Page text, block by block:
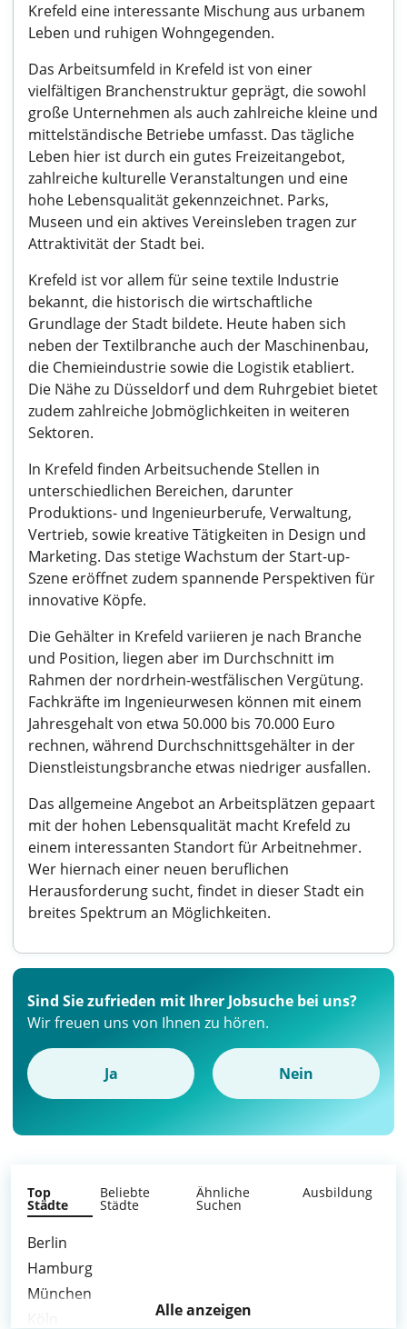
Krefeld eine interessante Mischung aus urbanem
Leben und ruhigen Wohngegenden.
Das Arbeitsumfeld in Krefeld ist von einer
vielfältigen Branchenstruktur geprägt, die sowohl
große Unternehmen als auch zahlreiche kleine und
mittelständische Betriebe umfasst. Das tägliche
Leben hier ist durch ein gutes Freizeitangebot,
zahlreiche kulturelle Veranstaltungen und eine
hohe Lebensqualität gekennzeichnet. Parks,
Museen und ein aktives Vereinsleben tragen zur
Attraktivität der Stadt bei.
Krefeld ist vor allem für seine textile Industrie
bekannt, die historisch die wirtschaftliche
Grundlage der Stadt bildete. Heute haben sich
neben der Textilbranche auch der Maschinenbau,
die Chemieindustrie sowie die Logistik etabliert.
Die Nähe zu Düsseldorf und dem Ruhrgebiet bietet
zudem zahlreiche Jobmöglichkeiten in weiteren
Sektoren.
In Krefeld finden Arbeitsuchende Stellen in
unterschiedlichen Bereichen, darunter
Produktions- und Ingenieurberufe, Verwaltung,
Vertrieb, sowie kreative Tätigkeiten in Design und
Marketing. Das stetige Wachstum der Start-up-
Szene eröffnet zudem spannende Perspektiven für
innovative Köpfe.
Die Gehälter in Krefeld variieren je nach Branche
und Position, liegen aber im Durchschnitt im
Rahmen der nordrhein-westfälischen Vergütung.
Fachkräfte im Ingenieurwesen können mit einem
Jahresgehalt von etwa 50.000 bis 70.000 Euro
rechnen, während Durchschnittsgehälter in der
Dienstleistungsbranche etwas niedriger ausfallen.
Das allgemeine Angebot an Arbeitsplätzen gepaart
mit der hohen Lebensqualität macht Krefeld zu
einem interessanten Standort für Arbeitnehmer.
Wer hiernach einer neuen beruflichen
Herausforderung sucht, findet in dieser Stadt ein
breites Spektrum an Möglichkeiten.
Sind Sie zufrieden mit Ihrer Jobsuche bei uns?
Wir freuen uns von Ihnen zu hören.
Ja Nein
Top
Städte
Beliebte
Städte
Ähnliche
Suchen
Ausbildung
Berlin
Hamburg
München
Alle anzeigen